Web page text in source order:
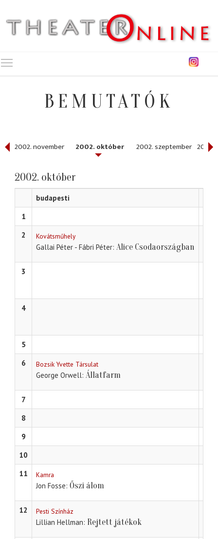
BEMUTATÓK
2002. november 2002. október 2002. szeptember 2002.
2002. október
budapesti
1
2
Kovátsműhely
Gallai Péter - Fábri Péter Alice Csodaországban
3
4
5
6
Bozsik Yvette Társulat
George Orwell Állatfarm
7
8
9
10
11
Kamra
Jon Fosse Őszi álom
12 Pesti Színház
Lillian Hellman Rejtett játékok